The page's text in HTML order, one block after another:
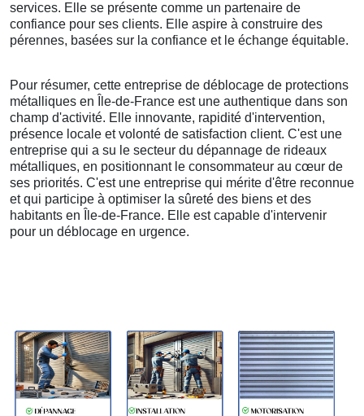
services. Elle se présente comme un partenaire de
confiance pour ses clients. Elle aspire à construire des
pérennes, basées sur la confiance et le échange équitable.
Pour résumer, cette entreprise de déblocage de protections
métalliques en Île-de-France est une authentique dans son
champ d'activité. Elle innovante, rapidité d'intervention,
présence locale et volonté de satisfaction client. C'est une
entreprise qui a su le secteur du dépannage de rideaux
métalliques, en positionnant le consommateur au cœur de
ses priorités. C'est une entreprise qui mérite d'être reconnue
et qui participe à optimiser la sûreté des biens et des
habitants en Île-de-France. Elle est capable d'intervenir
pour un déblocage en urgence.